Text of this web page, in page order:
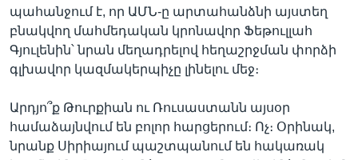
պահանջում է, որ ԱՄՆ-ը արտահանձնի այստեղ
բնակվող մահմեդական կրոնավոր Ֆեթուլլահ
Գյուլենին՝ նրան մեղադրելով հեղաշրջման փորձի
գլխավոր կազմակերպիչը լինելու մեջ։
Արդյո՞ք Թուրքիան ու Ռուսաստանն այսօր
համաձայնվում են բոլոր հարցերում։ Ոչ։ Օրինակ,
նրանք Սիրիայում պաշտպանում են հակառակ